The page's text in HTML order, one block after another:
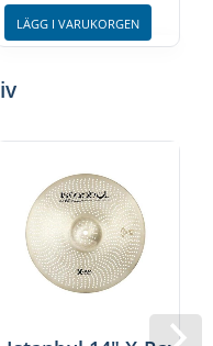
LÄGG I VARUKORGEN